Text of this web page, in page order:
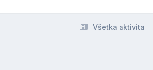
Všetka aktivita